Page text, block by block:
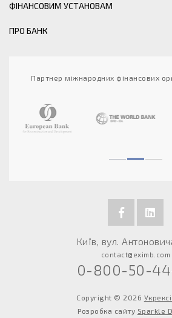
ФІНАНСОВИМ УСТАНОВАМ
ПРО БАНК
Партнер міжнародних фінансових
Київ, вул.
contact@eximb.com
0-800-50-
Copyright © 2026
Розробка сайту Sparkle